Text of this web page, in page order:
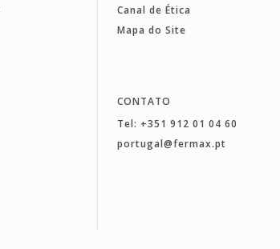
Canal de Ética
Mapa do Site
CONTATO
Tel: +351 912 01 04 60
portugal@fermax.pt